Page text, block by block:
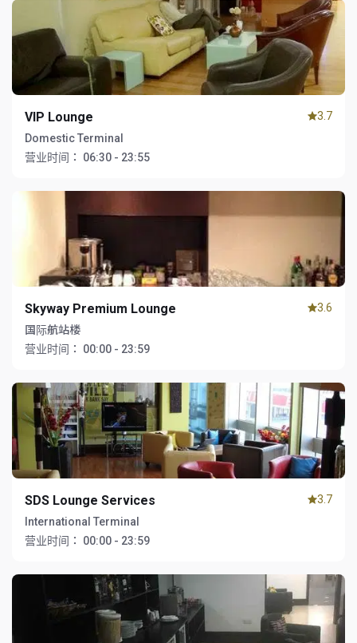
VIP Lounge
Domestic Terminal
营业时间：
06:30 - 23:55
3.7
Skyway Premium Lounge
国际航站楼
营业时间：
00:00 - 23:59
3.6
SDS Lounge Services
International Terminal
营业时间：
00:00 - 23:59
3.7